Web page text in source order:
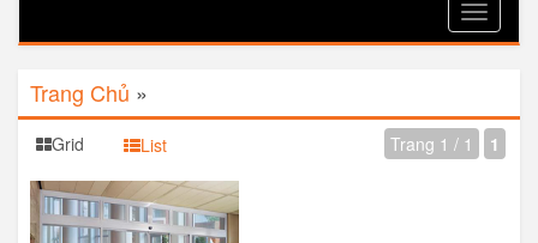
Toggle
Trang Chủ »
Grid List Trang 1 / 1 1